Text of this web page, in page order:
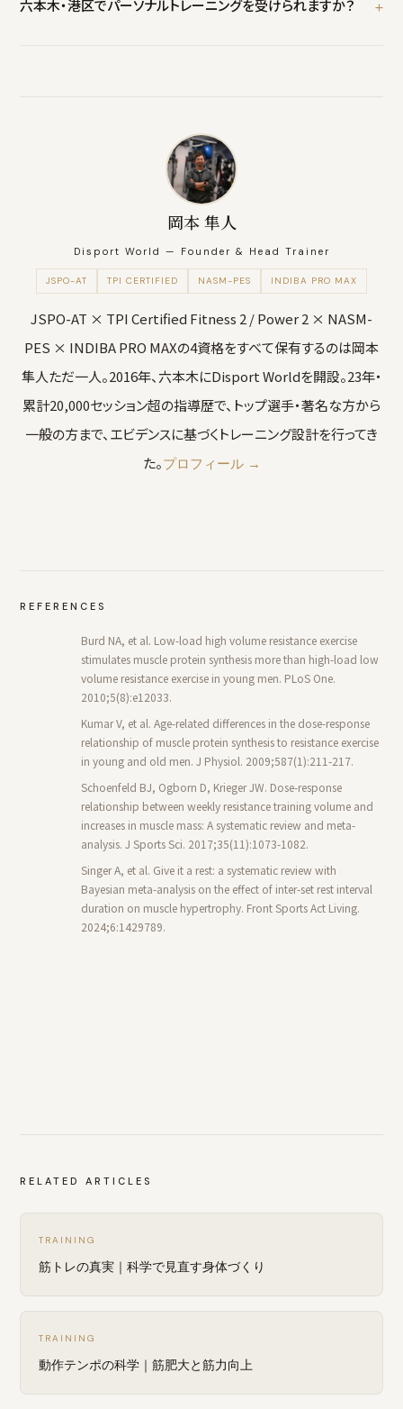
六本木・港区でパーソナルトレーニングを受けられますか？
します。まずは90分の体験でご相談ください。
岡本 隼人
Disport World — Founder & Head Trainer
JSPO-AT TPI CERTIFIED NASM-PES INDIBA PRO MAX
JSPO-AT × TPI Certified Fitness 2 / Power 2 × NASM-
PES × INDIBA PRO MAXの4資格をすべて保有するのは岡本
隼人ただ一人。2016年、六本木にDisport Worldを開設。23年・
累計20,000セッション超の指導歴で、トップ選手・著名な方から
一般の方まで、エビデンスに基づくトレーニング設計を行ってき
た。プロフィール →
REFERENCES
Burd NA, et al. Low-load high volume resistance exercise
stimulates muscle protein synthesis more than high-load low
volume resistance exercise in young men. PLoS One.
2010;5(8):e12033.
Kumar V, et al. Age-related differences in the dose-response
relationship of muscle protein synthesis to resistance exercise
in young and old men. J Physiol. 2009;587(1):211-217.
Schoenfeld BJ, Ogborn D, Krieger JW. Dose-response
relationship between weekly resistance training volume and
increases in muscle mass: A systematic review and meta-
analysis. J Sports Sci. 2017;35(11):1073-1082.
Singer A, et al. Give it a rest: a systematic review with
Bayesian meta-analysis on the effect of inter-set rest interval
duration on muscle hypertrophy. Front Sports Act Living.
2024;6:1429789.
RELATED ARTICLES
TRAINING
筋トレの真実｜科学で見直す身体づくり
TRAINING
動作テンポの科学｜筋肥大と筋力向上